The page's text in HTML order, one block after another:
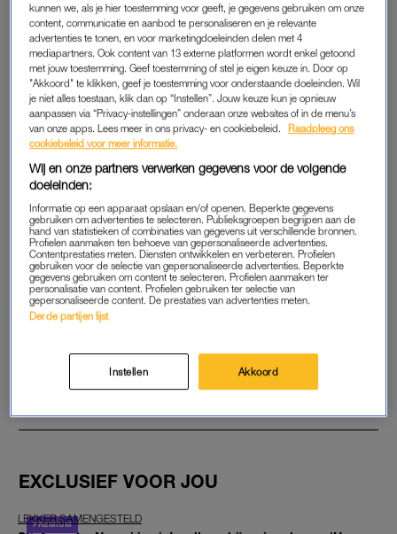
Krijg onbeperkt toegang tot alle
artikelen
Lees LINDA.magazine online
Geniet van te gekke winacties en
lekkere puzzels
Maandelijks opzegbaar
START GRATIS MAAND
Daarna €5,95 per maand
Al abonnee? Log in
GOED ARTIKEL? DELEN MAAR.
EXCLUSIEF VOOR JOU
LEKKER SAMENGESTELD
kunnen we, als je hier toestemming voor geeft, je gegevens gebruiken om onze
content, communicatie en aanbod te personaliseren en je relevante
advertenties te tonen, en voor marketingdoeleinden delen met 4
mediapartners. Ook content van 13 externe platformen wordt enkel getoond
met jouw toestemming. Geef toestemming of stel je eigen keuze in. Door op
"Akkoord" te klikken, geef je toestemming voor onderstaande doeleinden. Wil
je niet alles toestaan, klik dan op “Instellen”. Jouw keuze kun je opnieuw
aanpassen via “Privacy-instellingen” onderaan onze websites of in de menu’s
van onze apps. Lees meer in ons privacy- en cookiebeleid.
Raadpleeg ons
cookiebeleid voor meer informatie.
Wij en onze partners verwerken gegevens voor de volgende
doeleinden:
Informatie op een apparaat opslaan en/of openen. Beperkte gegevens
gebruiken om advertenties te selecteren. Publieksgroepen begrijpen aan de
hand van statistieken of combinaties van gegevens uit verschillende bronnen.
Profielen aanmaken ten behoeve van gepersonaliseerde advertenties.
Contentprestaties meten. Diensten ontwikkelen en verbeteren. Profielen
gebruiken voor de selectie van gepersonaliseerde advertenties. Beperkte
gegevens gebruiken om content te selecteren. Profielen aanmaken ter
personalisatie van content. Profielen gebruiken ter selectie van
gepersonaliseerde content. De prestaties van advertenties meten.
Derde partijen lijst
Instellen Akkoord